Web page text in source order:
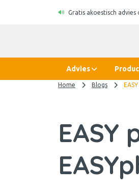
Gratis akoestisch advies
Advies
Home Blogs
EASY